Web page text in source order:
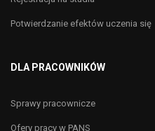
Potwierdzanie efektów uczenia się
DLA PRACOWNIKÓW
Sprawy pracownicze
Ofery pracy w PANS